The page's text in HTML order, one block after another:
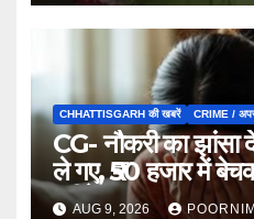
CHHATTISGARH की खबरें CRIME /
CG- नौकरी का झांसा
ले गए, ₹50 हजार में
महीने बाद खुला पूरा
AUG 9, 2026